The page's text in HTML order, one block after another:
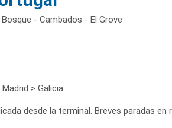
- Cambados - El Grove
> Galicia
desde la terminal. Breves paradas